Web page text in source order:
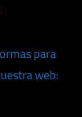
para
web: